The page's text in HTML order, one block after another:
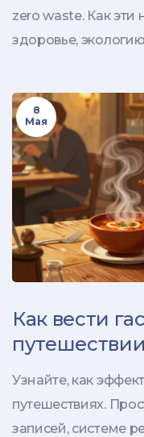
zero waste. Как эти
здоровье,
8
Мая
Как вести
рейтингам
Узнайте, как
путешествиях.
записей, системе